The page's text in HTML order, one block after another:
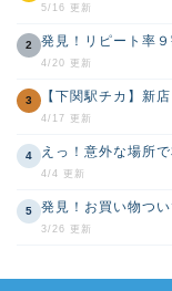
5/16 更新
2 発見！リピート率
4/20 更新
3 【下関駅チカ】新
4/17 更新
4 えっ！意外な場所
4/4 更新
5 発見！お買い物つ
3/26 更新